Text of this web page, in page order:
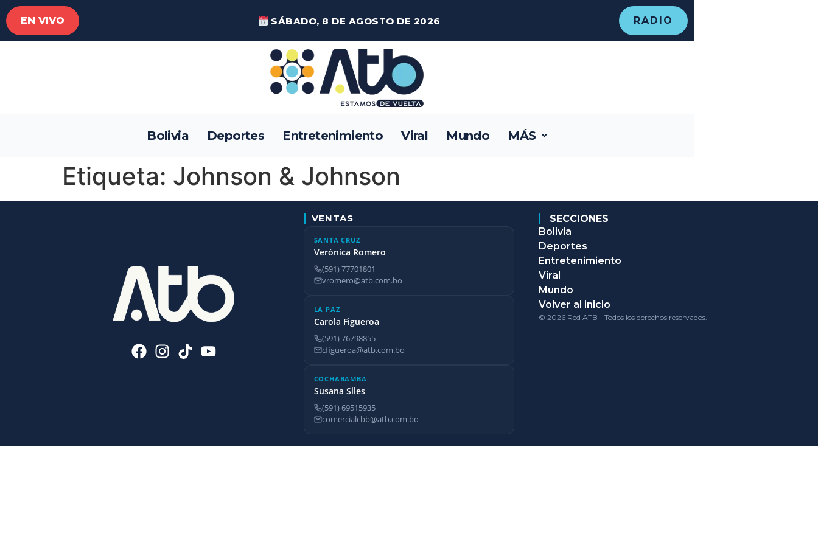
EN VIVO SÁBADO, 8 DE AGOSTO DE 2026 RADIO
Bolivia Deportes Entretenimiento Viral Mundo MÁS
Etiqueta: Johnson & Johnson
VENTAS
SANTA CRUZ
Verónica Romero
(591) 77701801
vromero@atb.com.bo
LA PAZ
Carola Figueroa
(591) 76798855
cfigueroa@atb.com.bo
COCHABAMBA
Susana Siles
(591) 69515935
comercialcbb@atb.com.bo
SECCIONES
Bolivia
Deportes
Entretenimiento
Viral
Mundo
Volver al inicio
© 2026 Red ATB - Todos los derechos reservados.